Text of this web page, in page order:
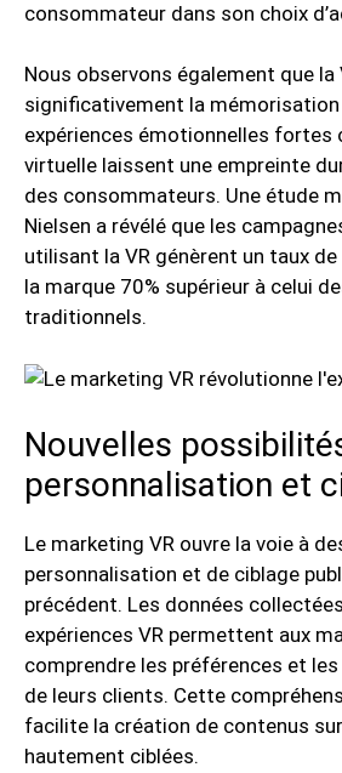
consommateur dans son choix
Nous observons également que la
significativement la mémorisation
expériences émotionnelles fortes
virtuelle laissent une empreinte
des consommateurs. Une étude
Nielsen a révélé que les
utilisant la VR génèrent un taux
la marque 70% supérieur à celui
traditionnels.
Nouvelles
personnalisation et
Le marketing VR ouvre la voie à
personnalisation et de ciblage
précédent. Les données
expériences VR permettent aux
comprendre les préférences et
de leurs clients. Cette
facilite la création de contenus
hautement ciblées.